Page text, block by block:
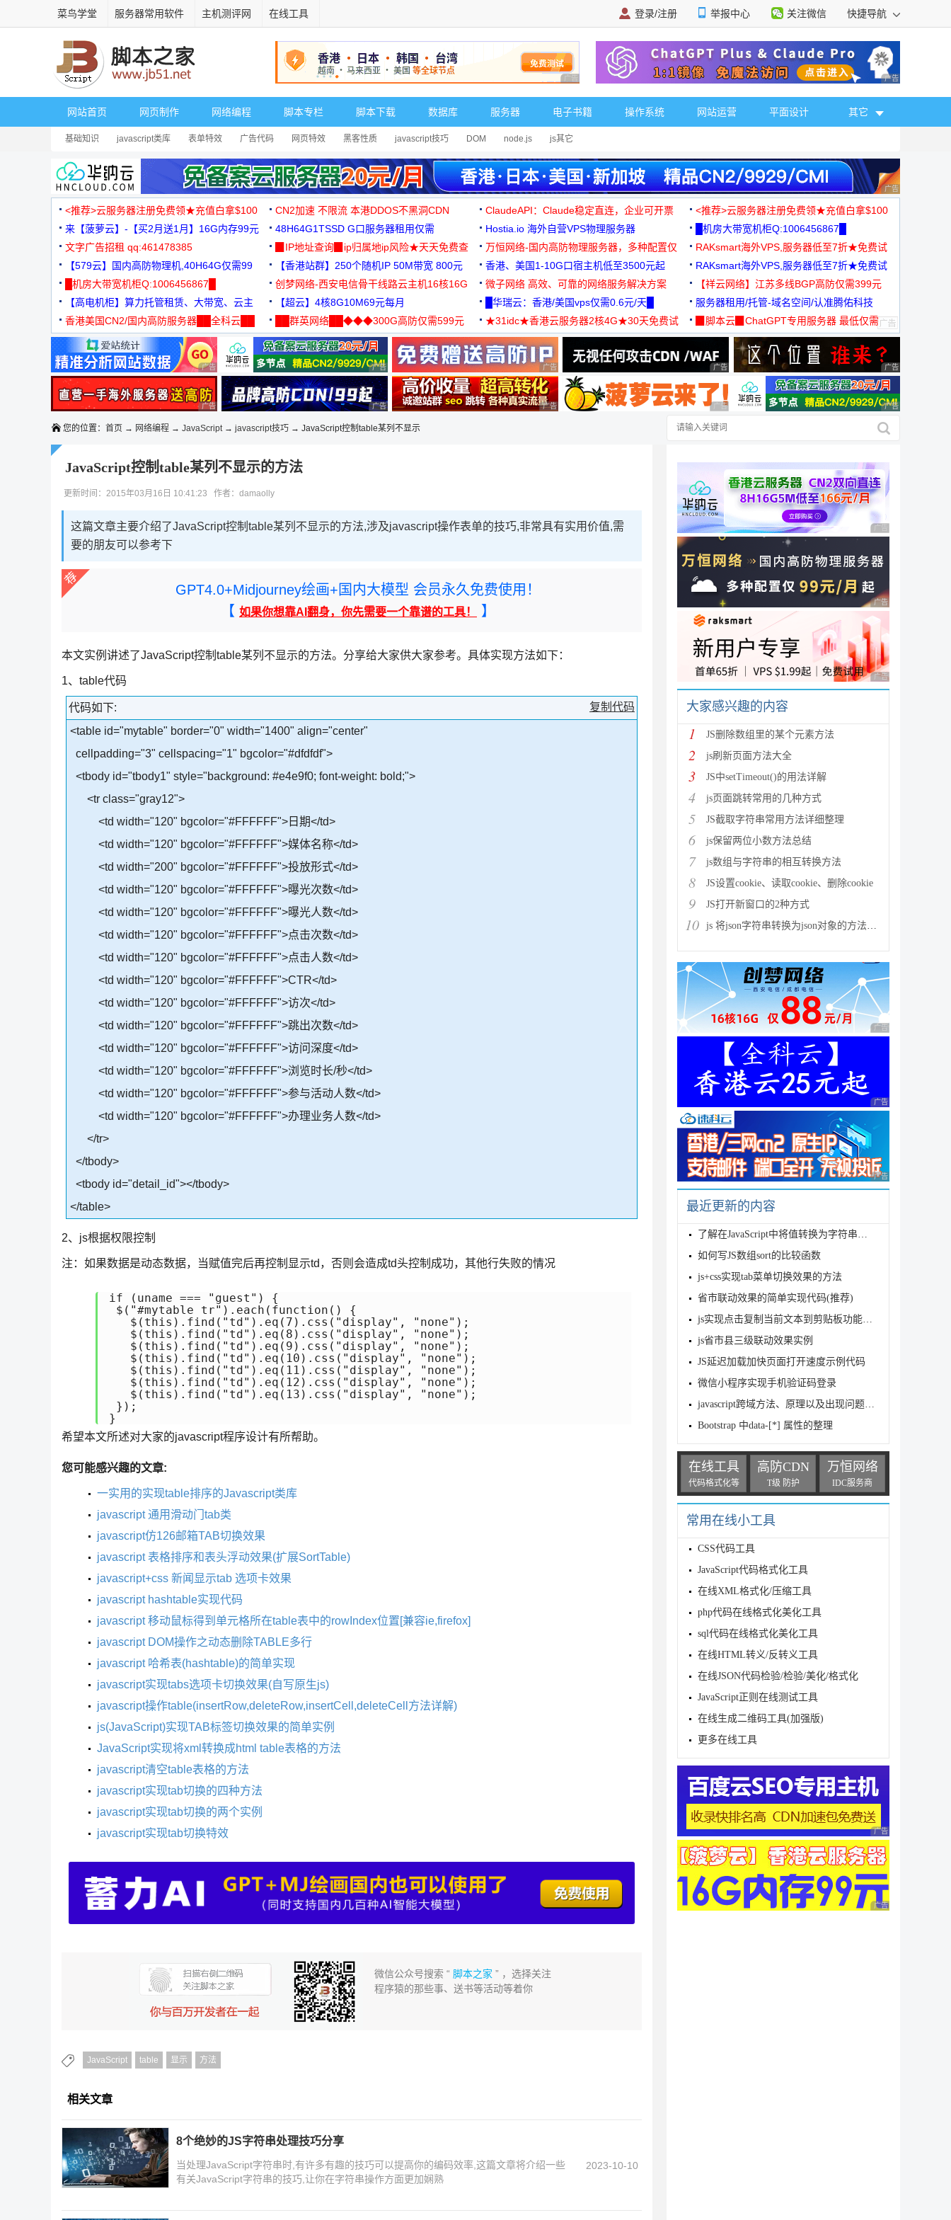
菜鸟学堂 服务器常用软件 主机测评网 在线工具 登录/注册 举报中心 关注微信 快捷导航
广告 商业广告，理性选择 广告 商业广告，理
网站首页 网页制作 网络编程 脚本专栏 脚本下载 数据库 服务器 电子书籍 操作系统 网站运营 平面设计 其它
基础知识 javascript类库 表单特效 广告代码 网页特效 黑客性质 javascript技巧 DOM node.js js其它
广告 商业广告，理
<推荐>云服务器注册免费领★充值白拿$100 CN2加速 不限流 本港DDOS不黑洞CDN ClaudeAPI：Claude稳定直连，企业可开票
<推荐>云服务器注册免费领★充值白拿$100
来【菠萝云】-【买2月送1月】16G内存99元
48H64G1TSSD G口服务器租用仅需
3000+可免费测试
Hostia.io 海外自营VPS物理服务器
█机房大带宽机柜Q:1006456867█
文字广告招租 qq:461478385
▉IP地址查询▉ip归属地ip风险★天天免费查
万恒网络-国内高防物理服务器，多种配置仅
99元/月起
RAKsmart海外VPS,服务器低至7折★免费试
用★
【579云】国内高防物理机,40H64G仅需99
元
【香港站群】250个随机IP 50M带宽 800元 香港、美国1-10G口宿主机低至3500元起
RAKsmart海外VPS,服务器低至7折★免费试
用★
█机房大带宽机柜Q:1006456867█
创梦网络-西安电信骨干线路云主机16核16G
88元/月
微子网络 高效、可靠的网络服务解决方案
【祥云网络】江苏多线BGP高防仅需399元
【高电机柜】算力托管租赁、大带宽、云主
机
【超云】4核8G10M69元每月 █华瑞云：香港/美国vps仅需0.6元/天█
服务器租用/托管-域名空间/认准腾佑科技
香港美国CN2/国内高防服务器██全科云██
██群英网络██◆◆◆300G高防仅需599元
◆◆◆
★31idc★香港云服务器2核4G★30天免费试
用◆
▉脚本云▉ChatGPT专用服务器 最低仅需
19元/月
广告 商业广告，理性选择 广告 商业广告，理性选择 广告 商业广告，理性选择 广告 商业广告，理性选择 广告 商业广告，理
广告 商业广告，理性选择 广告 商业广告，理性选择 广告 商业广告，理性选择 广告 商业广告，理性选择 广告 商业广告，理
您的位置： 首页 → 网络编程 → JavaScript→ javascript技巧 → JavaScript控制table某列不显示
JavaScript控制table某列不显示的方法
更新时间：2015年03月16日 10:41:23 作者：damaolly
这篇文章主要介绍了JavaScript控制table某列不显示的方法,涉及javascript操作表单的技巧,非常具有实用价值,需
要的朋友可以参考下
GPT4.0+Midjourney绘画+国内大模型 会员永久免费使用！
【 如果你想靠AI翻身，你先需要一个靠谱的工具！ 】
本文实例讲述了JavaScript控制table某列不显示的方法。分享给大家供大家参考。具体实现方法如下：
1、table代码
复制代码
代码如下:
<table id="mytable" border="0" width="1400" align="center"
cellpadding="3" cellspacing="1" bgcolor="#dfdfdf">
<tbody id="tbody1" style="background: #e4e9f0; font-weight: bold;">
<tr class="gray12">
<td width="120" bgcolor="#FFFFFF">日期</td>
<td width="120" bgcolor="#FFFFFF">媒体名称</td>
<td width="200" bgcolor="#FFFFFF">投放形式</td>
<td width="120" bgcolor="#FFFFFF">曝光次数</td>
<td width="120" bgcolor="#FFFFFF">曝光人数</td>
<td width="120" bgcolor="#FFFFFF">点击次数</td>
<td width="120" bgcolor="#FFFFFF">点击人数</td>
<td width="120" bgcolor="#FFFFFF">CTR</td>
<td width="120" bgcolor="#FFFFFF">访次</td>
<td width="120" bgcolor="#FFFFFF">跳出次数</td>
<td width="120" bgcolor="#FFFFFF">访问深度</td>
<td width="120" bgcolor="#FFFFFF">浏览时长/秒</td>
<td width="120" bgcolor="#FFFFFF">参与活动人数</td>
<td width="120" bgcolor="#FFFFFF">办理业务人数</td>
</tr>
</tbody>
<tbody id="detail_id"></tbody>
</table>
2、js根据权限控制
注：如果数据是动态数据，当赋值完后再控制显示td，否则会造成td头控制成功，其他行失败的情况
if (uname === "guest") {
$("#mytable tr").each(function() {
   $(this).find("td").eq(7).css("display", "none");
   $(this).find("td").eq(8).css("display", "none");
   $(this).find("td").eq(9).css("display", "none");
   $(this).find("td").eq(10).css("display", "none");
   $(this).find("td").eq(11).css("display", "none");
   $(this).find("td").eq(12).css("display", "none");
   $(this).find("td").eq(13).css("display", "none");
});
}
希望本文所述对大家的javascript程序设计有所帮助。
您可能感兴趣的文章:
一实用的实现table排序的Javascript类库
javascript 通用滑动门tab类
javascript仿126邮箱TAB切换效果
javascript 表格排序和表头浮动效果(扩展SortTable)
javascript+css 新闻显示tab 选项卡效果
javascript hashtable实现代码
javascript 移动鼠标得到单元格所在table表中的rowIndex位置[兼容ie,firefox]
javascript DOM操作之动态删除TABLE多行
javascript 哈希表(hashtable)的简单实现
javascript实现tabs选项卡切换效果(自写原生js)
javascript操作table(insertRow,deleteRow,insertCell,deleteCell方法详解)
js(JavaScript)实现TAB标签切换效果的简单实例
JavaScript实现将xml转换成html table表格的方法
javascript清空table表格的方法
javascript实现tab切换的四种方法
javascript实现tab切换的两个实例
javascript实现tab切换特效
微信公众号搜索 “脚本之家 ” ，选择关注
程序猿的那些事、送书等活动等着你
JavaScript table 显示 方法
相关文章
8个绝妙的JS字符串处理技巧分享
当处理JavaScript字符串时,有许多有趣的技巧可以提高你的编码效率,这篇文章将介绍一些
有关JavaScript字符串的技巧,让你在字符串操作方面更加娴熟
2023-10-10
广告 商业广告，理性
广告 商业广告，理性
广告 商业广告，理性
大家感兴趣的内容
1 JS删除数组里的某个元素方法
2 js刷新页面方法大全
3 JS中setTimeout()的用法详解
4 js页面跳转常用的几种方式
5 JS截取字符串常用方法详细整理
6 js保留两位小数方法总结
7 js数组与字符串的相互转换方法
8 JS设置cookie、读取cookie、删除cookie
9 JS打开新窗口的2种方式
10 js 将json字符串转换为json对象的方法解析
广告 商业广告，理性
广告 商业广告，理性
广告 商业广告，理性
最近更新的内容
了解在JavaScript中将值转换为字符串的5种方法
如何写JS数组sort的比较函数
js+css实现tab菜单切换效果的方法
省市联动效果的简单实现代码(推荐)
js实现点击复制当前文本到剪贴板功能（兼容所有浏览器）
js省市县三级联动效果实例
JS延迟加载加快页面打开速度示例代码
微信小程序实现手机验证码登录
javascript跨域方法、原理以及出现问题解决方法（详解）
Bootstrap 中data-[*] 属性的整理
在线工具
代码格式化等
高防CDN
T级 防护
万恒网络
IDC服务商
常用在线小工具
CSS代码工具
JavaScript代码格式化工具
在线XML格式化/压缩工具
php代码在线格式化美化工具
sql代码在线格式化美化工具
在线HTML转义/反转义工具
在线JSON代码检验/检验/美化/格式化
JavaScript正则在线测试工具
在线生成二维码工具(加强版)
更多在线工具
广告 商业广告，理性
广告 商业广告，理性